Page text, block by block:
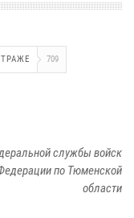
709
службы войск
по Тюменской
области